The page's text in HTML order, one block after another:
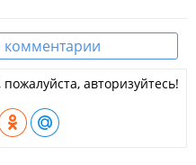
комментарии
авторизуйтесь!